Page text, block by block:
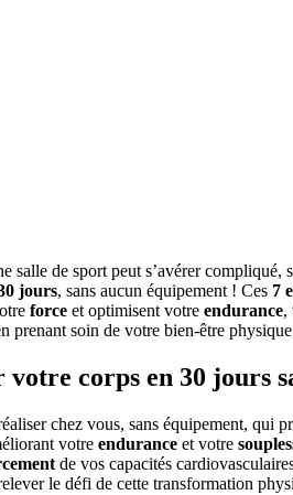
salle de sport peut s’avérer
jours, sans aucun équipement ! Ces 7
force et optimisent votre endurance,
prenant soin de votre bien-être
corps en 30 jours
chez vous, sans équipement, qui
votre endurance et votre
de vos capacités
le défi de cette transformation